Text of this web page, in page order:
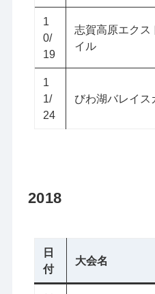
1
0/
19
志賀高原エクス
イル
1
1/
24
びわ湖バレイス
2018
日
付
大会名